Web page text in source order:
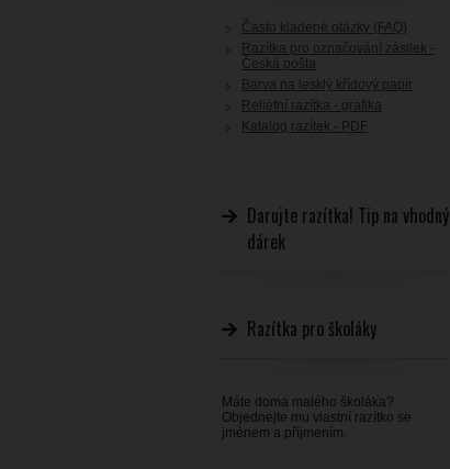
Často kladené otázky (FAQ)
Razítka pro označování zásilek -
Česká pošta
Barva na lesklý křídový papír
Reliéfní razítka - grafika
Katalog razítek - PDF
Darujte razítka! Tip na vhodný
dárek
Razítka pro školáky
Máte doma malého školáka?
Objednejte mu vlastní razítko se
jménem a příjmením.